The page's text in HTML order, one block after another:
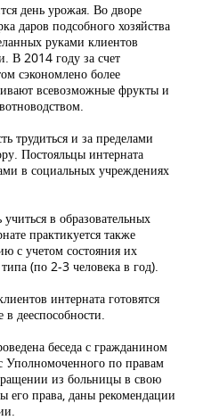
день урожая. Во дворе
даров подсобного хозяйства
руками клиентов
В 2014 году за счет
сэкономлено более
всевозможные фрукты и
трудиться и за пределами
Постояльцы интерната
в социальных учреждениях
в образовательных
практикуется также
с учетом состояния их
(по 2-3 человека в год).
интерната готовятся
дееспособности.
беседа с гражданином
Уполномоченного по правам
из больницы в свою
его права, даны рекомендации